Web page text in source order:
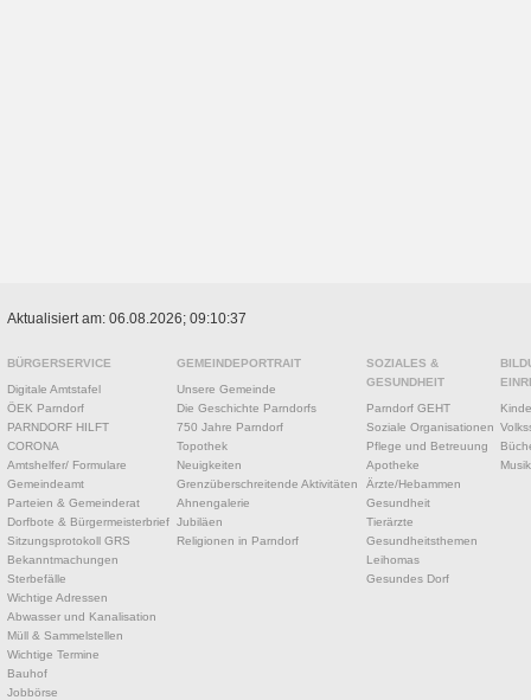
Aktualisiert am: 06.08.2026; 09:10:37
BÜRGERSERVICE
Digitale Amtstafel
ÖEK Parndorf
PARNDORF HILFT
CORONA
Amtshelfer/ Formulare
Gemeindeamt
Parteien & Gemeinderat
Dorfbote & Bürgermeisterbrief
Sitzungsprotokoll GRS
Bekanntmachungen
Sterbefälle
Wichtige Adressen
Abwasser und Kanalisation
Müll & Sammelstellen
Wichtige Termine
Bauhof
Jobbörse
GEMEINDEPORTRAIT
Unsere Gemeinde
Die Geschichte Parndorfs
750 Jahre Parndorf
Topothek
Neuigkeiten
Grenzüberschreitende Aktivitäten
Ahnengalerie
Jubiläen
Religionen in Parndorf
SOZIALES &
GESUNDHEIT
Parndorf GEHT
Soziale Organisationen
Pflege und Betreuung
Apotheke
Ärzte/Hebammen
Gesundheit
Tierärzte
Gesundheitsthemen
Leihomas
Gesundes Dorf